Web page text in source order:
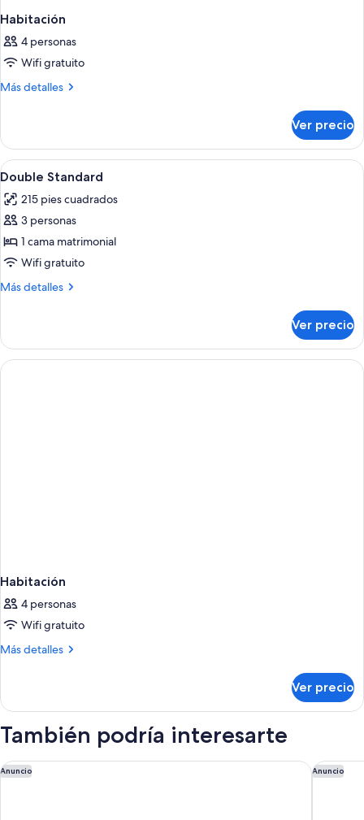
Habitación
4 personas
Wifi gratuito
Más detalles
Más
Ver precio
Abrir
todas
las
fotos
de
Double
Standard
Minibar, escritorio y espacio para
4
Double Standard
215 pies cuadrados
3 personas
1 cama matrimonial
Wifi gratuito
Más detalles
Más
Standard
Ver precio
Habitación
4 personas
Wifi gratuito
Más detalles
Más
Ver precio
También podría interesarte
Anuncio
Hilton Copacabana Rio de Janeiro Anuncio
Santa